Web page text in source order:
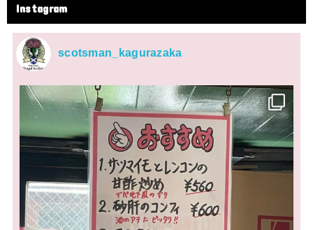
Instagram
scotsman_kagurazaka